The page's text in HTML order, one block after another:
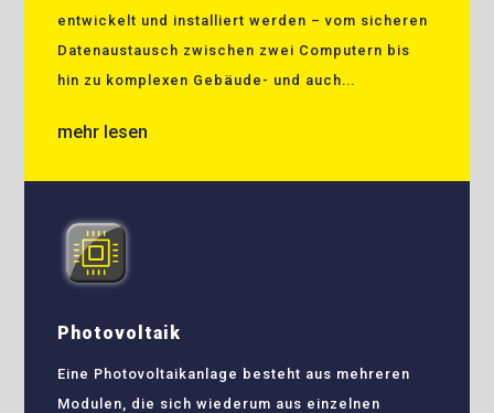
entwickelt und installiert werden – vom sicheren
Datenaustausch zwischen zwei Computern bis
hin zu komplexen Gebäude- und auch...
mehr lesen
Photovoltaik
Eine Photovoltaikanlage besteht aus mehreren
Modulen, die sich wiederum aus einzelnen